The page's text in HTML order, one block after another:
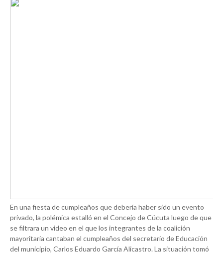
En una fiesta de cumpleaños que debería haber sido un evento
privado, la polémica estalló en el Concejo de Cúcuta luego de que
se filtrara un video en el que los integrantes de la coalición
mayoritaria cantaban el cumpleaños del secretario de Educación
del municipio, Carlos Eduardo García Alicastro. La situación tomó